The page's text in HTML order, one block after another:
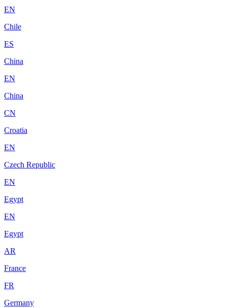
EN
Chile
ES
China
EN
China
CN
Croatia
EN
Czech Republic
EN
Egypt
EN
Egypt
AR
France
FR
Germany